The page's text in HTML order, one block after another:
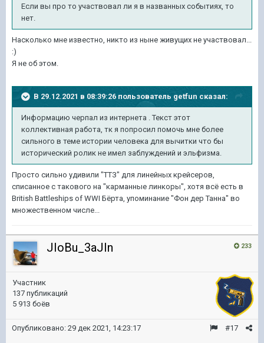
Если вы про то участвовал ли я в названных событиях, то
нет.
Насколько мне известно, никто из ныне живущих не участвовал...
:)
Я не об этом.
В 29.12.2021 в 08:39:26 пользователь getfun сказал:
Информацию черпал из интернета . Текст этот
коллективная работа, тк я попросил помочь мне более
сильного в теме истории человека для вычитки что бы
исторический ролик не имел заблуждений и эльфизма.
Просто сильно удивили "ТТЗ" для линейных крейсеров,
списанное с такового на "карманные линкоры", хотя всё есть в
British Battleships of WWI Бёрта, упоминание "Фон дер Танна" во
множественном числе...
233
JIoBu_3aJIn
Участник
137 публикаций
5 913 боёв
#17
Опубликовано: 29 дек 2021, 14:23:17